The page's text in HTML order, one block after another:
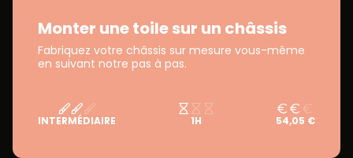
Monter une toile sur un châssis
Fabriquez votre châssis sur mesure vous-même
en suivant notre pas à pas.
INTERMÉDIAIRE 1H 54,05 €